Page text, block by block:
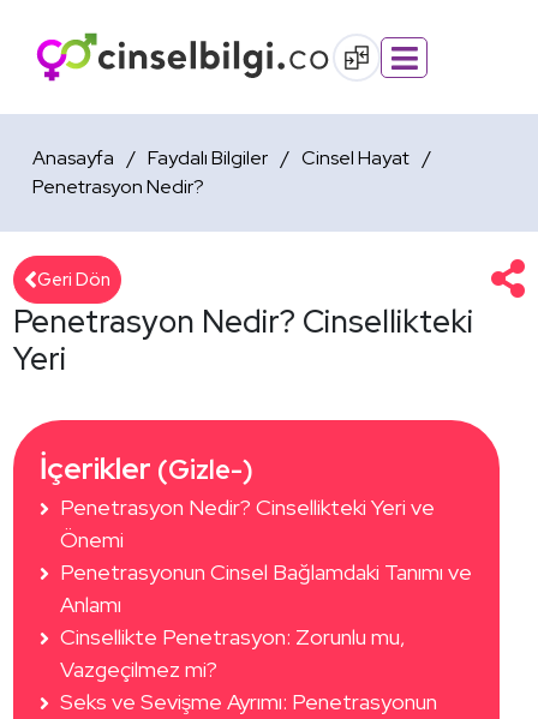
Anasayfa Faydalı Bilgiler
Cinsel Hayat
Penetrasyon Nedir?
Geri Dön
Penetrasyon Nedir? Cinsellikteki
Yeri
İçerikler (Gizle-)
Penetrasyon Nedir? Cinsellikteki Yeri ve
Önemi
Penetrasyonun Cinsel Bağlamdaki Tanımı ve
Anlamı
Cinsellikte Penetrasyon: Zorunlu mu,
Vazgeçilmez mi?
Seks ve Sevişme Ayrımı: Penetrasyonun